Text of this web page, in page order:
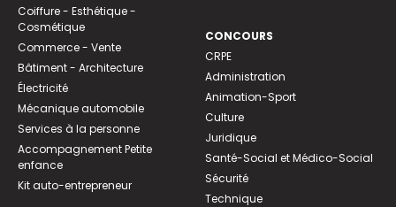
Coiffure - Esthétique -
Cosmétique
Commerce - Vente
Bâtiment - Architecture
Électricité
Mécanique automobile
Services à la personne
Accompagnement Petite
enfance
Kit auto-entrepreneur
CONCOURS
CRPE
Administration
Animation-Sport
Culture
Juridique
Santé-Social et Médico-Social
Sécurité
Technique